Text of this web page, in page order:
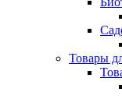
Товары